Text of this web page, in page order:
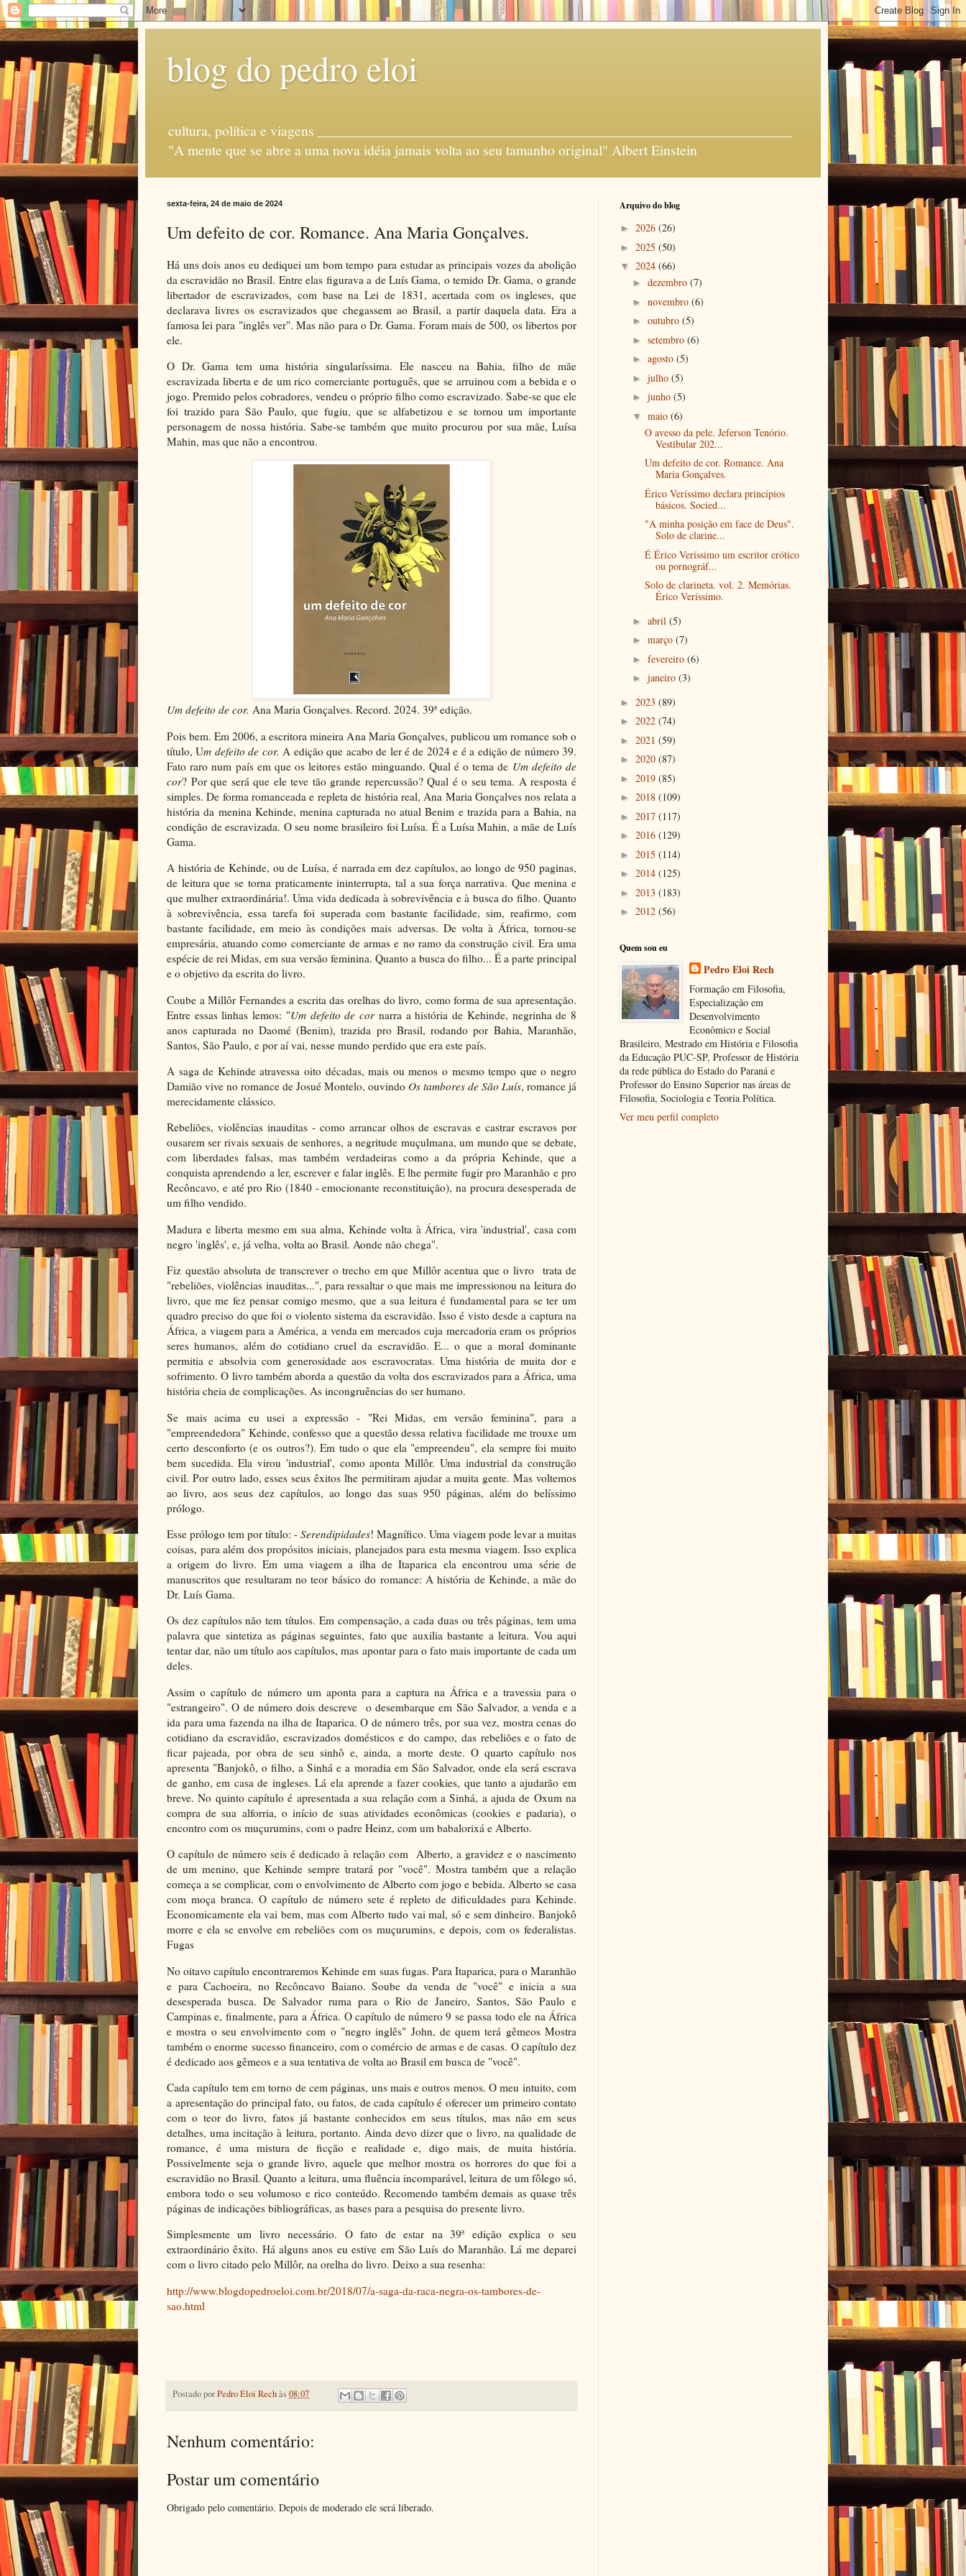
blog do pedro eloi
cultura, política e viagens __________________________________________________________________
"A mente que se abre a uma nova idéia jamais volta ao seu tamanho original" Albert Einstein
sexta-feira, 24 de maio de 2024
Um defeito de cor. Romance. Ana Maria Gonçalves.
Há uns dois anos eu dediquei um bom tempo para estudar as principais vozes da abolição
da escravidão no Brasil. Entre elas figurava a de Luís Gama, o temido Dr. Gama, o grande
libertador de escravizados, com base na Lei de 1831, acertada com os ingleses, que
declarava livres os escravizados que chegassem ao Brasil, a partir daquela data. Era a
famosa lei para "inglês ver". Mas não para o Dr. Gama. Foram mais de 500, os libertos por
ele.
O Dr. Gama tem uma história singularíssima. Ele nasceu na Bahia, filho de mãe
escravizada liberta e de um rico comerciante português, que se arruinou com a bebida e o
jogo. Premido pelos cobradores, vendeu o próprio filho como escravizado. Sabe-se que ele
foi trazido para São Paulo, que fugiu, que se alfabetizou e se tornou um importante
personagem de nossa história. Sabe-se também que muito procurou por sua mãe, Luísa
Mahin, mas que não a encontrou.
Um defeito de cor. Ana Maria Gonçalves. Record. 2024. 39ª edição.
Pois bem. Em 2006, a escritora mineira Ana Maria Gonçalves, publicou um romance sob o
título, Um defeito de cor. A edição que acabo de ler é de 2024 e é a edição de número 39.
Fato raro num país em que os leitores estão minguando. Qual é o tema de Um defeito de
cor? Por que será que ele teve tão grande repercussão? Qual é o seu tema. A resposta é
simples. De forma romanceada e repleta de história real, Ana Maria Gonçalves nos relata a
história da menina Kehinde, menina capturada no atual Benim e trazida para a Bahia, na
condição de escravizada. O seu nome brasileiro foi Luísa. É a Luísa Mahin, a mãe de Luís
Gama.
A história de Kehinde, ou de Luísa, é narrada em dez capítulos, ao longo de 950 paginas,
de leitura que se torna praticamente ininterrupta, tal a sua força narrativa. Que menina e
que mulher extraordinária!. Uma vida dedicada à sobrevivência e à busca do filho. Quanto
à sobrevivência, essa tarefa foi superada com bastante facilidade, sim, reafirmo, com
bastante facilidade, em meio às condições mais adversas. De volta à África, tornou-se
empresária, atuando como comerciante de armas e no ramo da construção civil. Era uma
espécie de rei Midas, em sua versão feminina. Quanto a busca do filho... É a parte principal
e o objetivo da escrita do livro.
Coube a Millôr Fernandes a escrita das orelhas do livro, como forma de sua apresentação.
Entre essas linhas lemos: "Um defeito de cor narra a história de Kehinde, negrinha de 8
anos capturada no Daomé (Benim), trazida pro Brasil, rodando por Bahia, Maranhão,
Santos, São Paulo, e por aí vai, nesse mundo perdido que era este país.
A saga de Kehinde atravessa oito décadas, mais ou menos o mesmo tempo que o negro
Damião vive no romance de Josué Montelo, ouvindo Os tambores de São Luís, romance já
merecidamente clássico.
Rebeliões, violências inauditas - como arrancar olhos de escravas e castrar escravos por
ousarem ser rivais sexuais de senhores, a negritude muçulmana, um mundo que se debate,
com liberdades falsas, mas também verdadeiras como a da própria Kehinde, que a
conquista aprendendo a ler, escrever e falar inglês. E lhe permite fugir pro Maranhão e pro
Recôncavo, e até pro Rio (1840 - emocionante reconstituição), na procura desesperada de
um filho vendido.
Madura e liberta mesmo em sua alma, Kehinde volta à África, vira 'industrial', casa com
negro 'inglês', e, já velha, volta ao Brasil. Aonde não chega".
Fiz questão absoluta de transcrever o trecho em que Millôr acentua que o livro trata de
"rebeliões, violências inauditas...", para ressaltar o que mais me impressionou na leitura do
livro, que me fez pensar comigo mesmo, que a sua leitura é fundamental para se ter um
quadro preciso do que foi o violento sistema da escravidão. Isso é visto desde a captura na
África, a viagem para a América, a venda em mercados cuja mercadoria eram os próprios
seres humanos, além do cotidiano cruel da escravidão. E... o que a moral dominante
permitia e absolvia com generosidade aos escravocratas. Uma história de muita dor e
sofrimento. O livro também aborda a questão da volta dos escravizados para a África, uma
história cheia de complicações. As incongruências do ser humano.
Se mais acima eu usei a expressão - "Rei Midas, em versão feminina", para a
"empreendedora" Kehinde, confesso que a questão dessa relativa facilidade me trouxe um
certo desconforto (e os outros?). Em tudo o que ela "empreendeu", ela sempre foi muito
bem sucedida. Ela virou 'industrial', como aponta Millôr. Uma industrial da construção
civil. Por outro lado, esses seus êxitos lhe permitiram ajudar a muita gente. Mas voltemos
ao livro, aos seus dez capítulos, ao longo das suas 950 páginas, além do belíssimo
prólogo.
Esse prólogo tem por título: - Serendipidades! Magnífico. Uma viagem pode levar a muitas
coisas, para além dos propósitos iniciais, planejados para esta mesma viagem. Isso explica
a origem do livro. Em uma viagem a ilha de Itaparica ela encontrou uma série de
manuscritos que resultaram no teor básico do romance: A história de Kehinde, a mãe do
Dr. Luís Gama.
Os dez capítulos não tem títulos. Em compensação, a cada duas ou três páginas, tem uma
palavra que sintetiza as páginas seguintes, fato que auxilia bastante a leitura. Vou aqui
tentar dar, não um título aos capítulos, mas apontar para o fato mais importante de cada um
deles.
Assim o capítulo de número um aponta para a captura na África e a travessia para o
"estrangeiro". O de número dois descreve o desembarque em São Salvador, a venda e a
ida para uma fazenda na ilha de Itaparica. O de número três, por sua vez, mostra cenas do
cotidiano da escravidão, escravizados domésticos e do campo, das rebeliões e o fato de
ficar pajeada, por obra de seu sinhô e, ainda, a morte deste. O quarto capítulo nos
apresenta "Banjokô, o filho, a Sinhá e a moradia em São Salvador, onde ela será escrava
de ganho, em casa de ingleses. Lá ela aprende a fazer cookies, que tanto a ajudarão em
breve. No quinto capítulo é apresentada a sua relação com a Sinhá, a ajuda de Oxum na
compra de sua alforria, o início de suas atividades econômicas (cookies e padaria), o
encontro com os muçurumins, com o padre Heinz, com um babalorixá e Alberto.
O capítulo de número seis é dedicado à relação com Alberto, a gravidez e o nascimento
de um menino, que Kehinde sempre tratará por "você". Mostra também que a relação
começa a se complicar, com o envolvimento de Alberto com jogo e bebida. Alberto se casa
com moça branca. O capítulo de número sete é repleto de dificuldades para Kehinde.
Economicamente ela vai bem, mas com Alberto tudo vai mal, só e sem dinheiro. Banjokô
morre e ela se envolve em rebeliões com os muçurumins, e depois, com os federalistas.
Fugas
No oitavo capítulo encontraremos Kehinde em suas fugas. Para Itaparica, para o Maranhão
e para Cachoeira, no Recôncavo Baiano. Soube da venda de "você" e inicia a sua
desesperada busca. De Salvador ruma para o Rio de Janeiro, Santos, São Paulo e
Campinas e, finalmente, para a África. O capítulo de número 9 se passa todo ele na África
e mostra o seu envolvimento com o "negro inglês" John, de quem terá gêmeos Mostra
também o enorme sucesso financeiro, com o comércio de armas e de casas. O capítulo dez
é dedicado aos gêmeos e a sua tentativa de volta ao Brasil em busca de "você".
Cada capítulo tem em torno de cem páginas, uns mais e outros menos. O meu intuito, com
a apresentação do principal fato, ou fatos, de cada capítulo é oferecer um primeiro contato
com o teor do livro, fatos já bastante conhecidos em seus títulos, mas não em seus
detalhes, uma incitação à leitura, portanto. Ainda devo dizer que o livro, na qualidade de
romance, é uma mistura de ficção e realidade e, digo mais, de muita história.
Possivelmente seja o grande livro, aquele que melhor mostra os horrores do que foi a
escravidão no Brasil. Quanto a leitura, uma fluência incomparável, leitura de um fôlego só,
embora todo o seu volumoso e rico conteúdo. Recomendo também demais as quase três
páginas de indicações bibliográficas, as bases para a pesquisa do presente livro.
Simplesmente um livro necessário. O fato de estar na 39ª edição explica o seu
extraordinário êxito. Há alguns anos eu estive em São Luís do Maranhão. Lá me deparei
com o livro citado pelo Millôr, na orelha do livro. Deixo a sua resenha:
http://www.blogdopedroeloi.com.br/2018/07/a-saga-da-raca-negra-os-tambores-de-
sao.html
Postado porPedro Eloi Rechàs08:07
Nenhum comentário:
Postar um comentário
Obrigado pelo comentário. Depois de moderado ele será liberado.
Arquivo do blog
► 2026 (26)
► 2025 (50)
▼ 2024 (66)
► dezembro (7)
► novembro (6)
► outubro (5)
► setembro (6)
► agosto (5)
► julho (5)
► junho (5)
▼ maio (6)
O avesso da pele. Jeferson Tenório.
Vestibular 202...
Um defeito de cor. Romance. Ana
Maria Gonçalves.
Érico Veríssimo declara princípios
básicos. Socied...
"A minha posição em face de Deus".
Solo de clarine...
É Érico Veríssimo um escritor erótico
ou pornográf...
Solo de clarineta. vol. 2. Memórias.
Érico Veríssimo.
► abril (5)
► março (7)
► fevereiro (6)
► janeiro (3)
► 2023 (89)
► 2022 (74)
► 2021 (59)
► 2020 (87)
► 2019 (85)
► 2018 (109)
► 2017 (117)
► 2016 (129)
► 2015 (114)
► 2014 (125)
► 2013 (183)
► 2012 (56)
Quem sou eu
Pedro Eloi Rech
Formação em Filosofia,
Especialização em
Desenvolvimento
Econômico e Social
Brasileiro, Mestrado em História e Filosofia
da Educação PUC-SP, Professor de História
da rede pública do Estado do Paraná e
Professor do Ensino Superior nas áreas de
Filosofia, Sociologia e Teoria Política.
Ver meu perfil completo